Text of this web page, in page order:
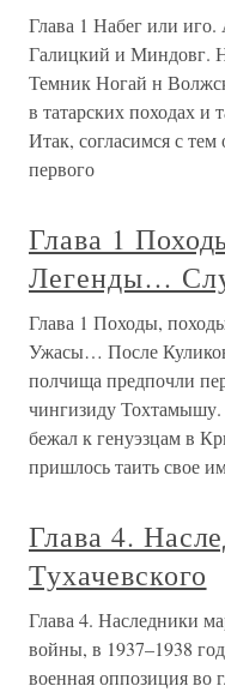
Глава 1 Набег или
Галицкий и Миндовг.
Темник Ногай н
в татарских походах и
Итак, согласимся с
первого
Глава 1
Легенды…
Глава 1 Походы,
Ужасы… После
полчища предпочли
чингизиду
бежал к генуэзцам в
пришлось таить свое
Глава 4.
Тухачевского
Глава 4. Наследники
войны, в 1937–1938
военная оппозиция во